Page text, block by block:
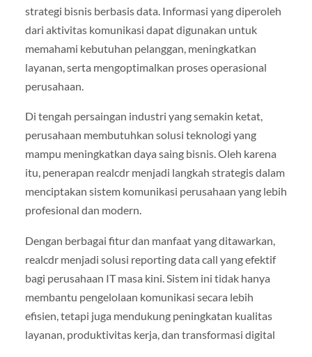
strategi bisnis berbasis data. Informasi yang diperoleh
dari aktivitas komunikasi dapat digunakan untuk
memahami kebutuhan pelanggan, meningkatkan
layanan, serta mengoptimalkan proses operasional
perusahaan.
Di tengah persaingan industri yang semakin ketat,
perusahaan membutuhkan solusi teknologi yang
mampu meningkatkan daya saing bisnis. Oleh karena
itu, penerapan realcdr menjadi langkah strategis dalam
menciptakan sistem komunikasi perusahaan yang lebih
profesional dan modern.
Dengan berbagai fitur dan manfaat yang ditawarkan,
realcdr menjadi solusi reporting data call yang efektif
bagi perusahaan IT masa kini. Sistem ini tidak hanya
membantu pengelolaan komunikasi secara lebih
efisien, tetapi juga mendukung peningkatan kualitas
layanan, produktivitas kerja, dan transformasi digital